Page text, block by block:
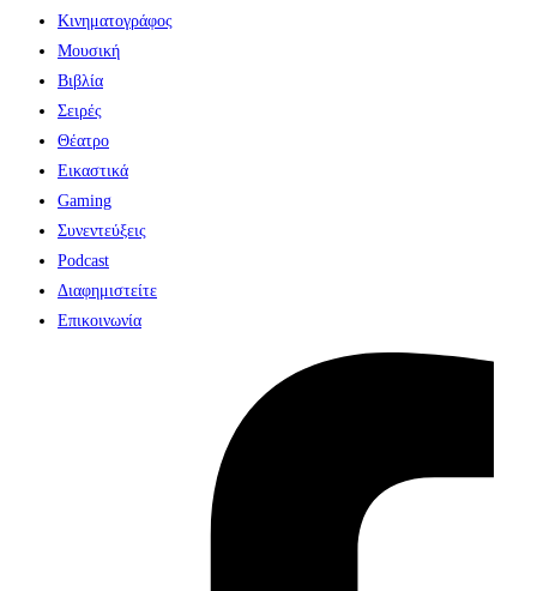
Κινηματογράφος
Μουσική
Βιβλία
Σειρές
Θέατρο
Εικαστικά
Gaming
Συνεντεύξεις
Podcast
Διαφημιστείτε
Επικοινωνία